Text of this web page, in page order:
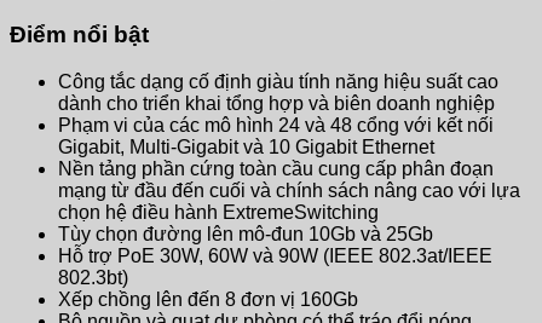
Điểm nổi bật
Công tắc dạng cố định giàu tính năng hiệu suất cao
dành cho triển khai tổng hợp và biên doanh nghiệp
Phạm vi của các mô hình 24 và 48 cổng với kết nối
Gigabit, Multi-Gigabit và 10 Gigabit Ethernet
Nền tảng phần cứng toàn cầu cung cấp phân đoạn
mạng từ đầu đến cuối và chính sách nâng cao với lựa
chọn hệ điều hành ExtremeSwitching
Tùy chọn đường lên mô-đun 10Gb và 25Gb
Hỗ trợ PoE 30W, 60W và 90W (IEEE 802.3at/IEEE
802.3bt)
Xếp chồng lên đến 8 đơn vị 160Gb